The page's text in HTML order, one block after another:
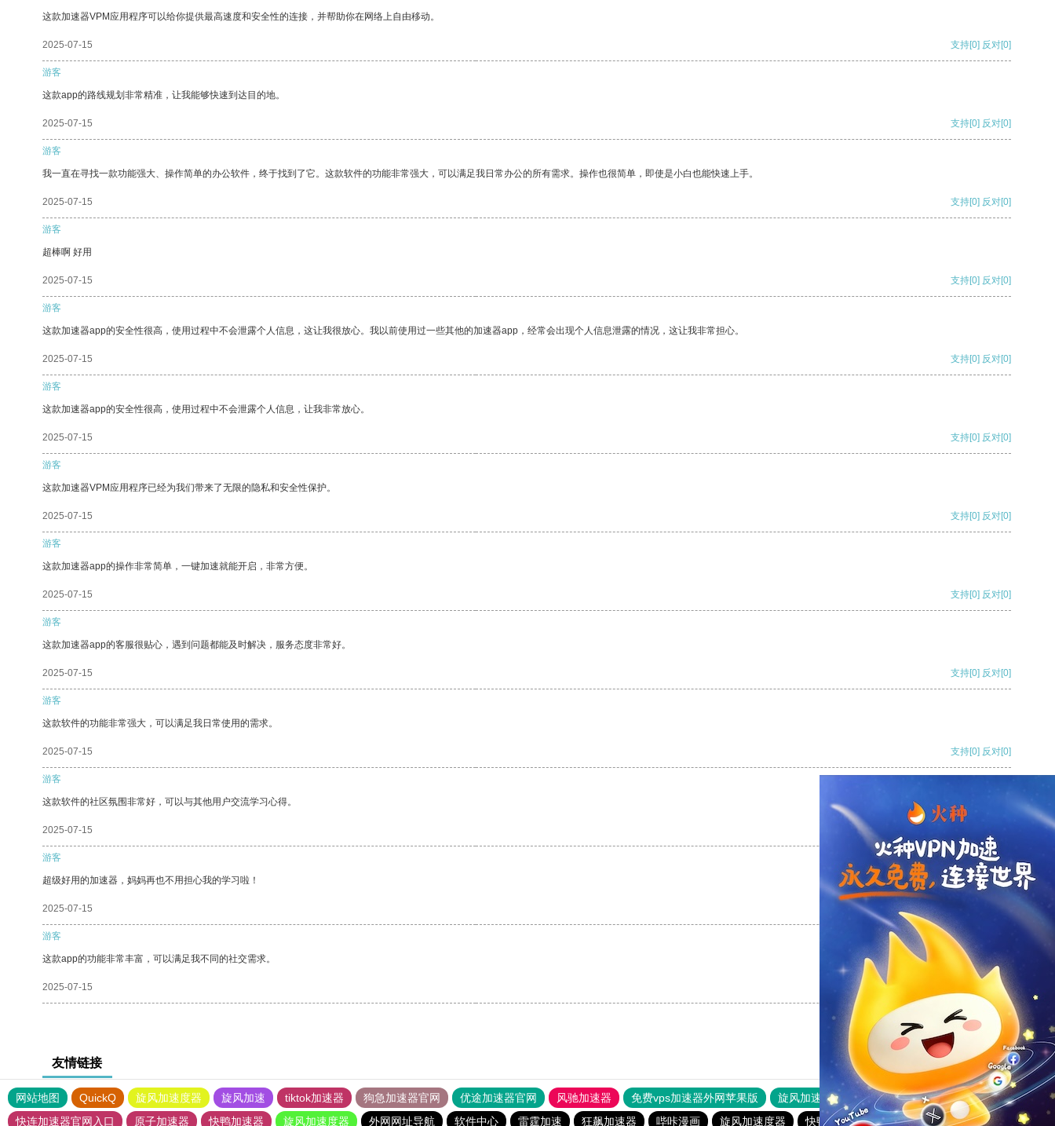
这款加速器VPM应用程序可以给你提供最高速度和安全性的连接，并帮助你在网络上自由移动。
2025-07-15 支持[0] 反对[0]
游客
这款app的路线规划非常精准，让我能够快速到达目的地。
2025-07-15 支持[0] 反对[0]
游客
我一直在寻找一款功能强大、操作简单的办公软件，终于找到了它。这款软件的功能非常强大，可以满足我日常办公的所有需求。操作也很简单，即使是小白也能快速上手。
2025-07-15 支持[0] 反对[0]
游客
超棒啊 好用
2025-07-15 支持[0] 反对[0]
游客
这款加速器app的安全性很高，使用过程中不会泄露个人信息，这让我很放心。我以前使用过一些其他的加速器app，经常会出现个人信息泄露的情况，这让我非常担心。
2025-07-15 支持[0] 反对[0]
游客
这款加速器app的安全性很高，使用过程中不会泄露个人信息，让我非常放心。
2025-07-15 支持[0] 反对[0]
游客
这款加速器VPM应用程序已经为我们带来了无限的隐私和安全性保护。
2025-07-15 支持[0] 反对[0]
游客
这款加速器app的操作非常简单，一键加速就能开启，非常方便。
2025-07-15 支持[0] 反对[0]
游客
这款加速器app的客服很贴心，遇到问题都能及时解决，服务态度非常好。
2025-07-15 支持[0] 反对[0]
游客
这款软件的功能非常强大，可以满足我日常使用的需求。
2025-07-15 支持[0] 反对[0]
游客
这款软件的社区氛围非常好，可以与其他用户交流学习心得。
2025-07-15
游客
超级好用的加速器，妈妈再也不用担心我的学习啦！
2025-07-15 反对
游客
这款app的功能非常丰富，可以满足我不同的社交需求。
2025-07-15 反对[0]
友情链接
网站地图 QuickQ 旋风加速度器 旋风加速 tiktok加速器 狗急加速器官网 优途加速器官网 风驰加速器 免费vps加速器外网苹果版 旋风加速度器
快连加速器
快连加速器官网入口
原子加速器 快鸭加速器 旋风加速度器 外网网址导航 软件中心 雷霆加速 狂飙加速器 哔咔漫画 旋风加速度器 快鸭官网 旋风加速度器 云梯加速器